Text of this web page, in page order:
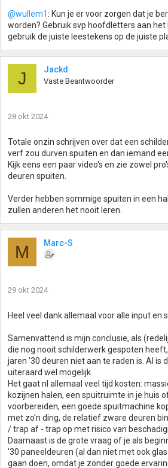
@wullem1 : Kun je er voor zorgen dat je
worden? Gebruik svp hoofdletters aan het
gebruik de juiste leestekens op de juiste
J Jackd
Vaste Beantwoorder
28 okt 2024
Totale onzin schrijven over dat een
verf zou durven spuiten en dan iemand
Kijk eens een paar video's en zie zowel
deuren spuiten.
Verder hebben sommige spuiten in een
zullen anderen het nooit leren.
M Marc-S
29 okt 2024
Heel veel dank allemaal voor alle input en
Samenvattend is mijn conclusie, als
die nog nooit schilderwerk gespoten
jaren '30 deuren niet aan te raden is. Al is
uiteraard wel mogelijk.
Het gaat nl allemaal veel tijd kosten:
kozijnen halen, een spuitruimte in je huis
voorbereiden, een goede spuitmachine
met zo'n ding, de relatief zware deuren
/ trap af - trap op met risico van
Daarnaast is de grote vraag of je als
'30 paneeldeuren (al dan niet met ook
gaan doen, omdat je zonder goede